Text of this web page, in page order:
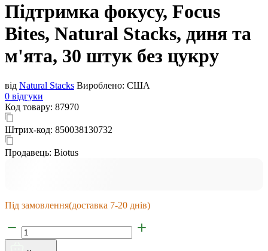
Підтримка фокусу, Focus
Bites, Natural Stacks, диня та
м'ята, 30 штук без цукру
від Natural Stacks Вироблено: США
0 відгуки
Код товару: 87970
Штрих-код: 850038130732
Продавець: Biotus
Під замовлення(доставка 7-20 днів)